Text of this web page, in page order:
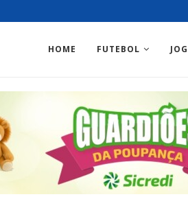
HOME FUTEBOL